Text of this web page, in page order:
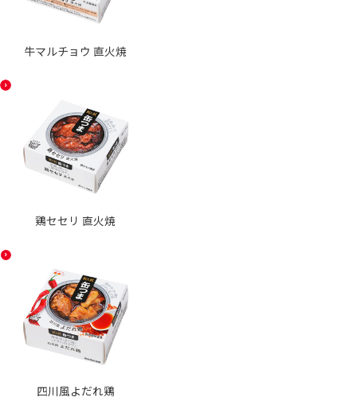
牛マルチョウ 直火焼
鶏セセリ 直火焼
四川風よだれ鶏